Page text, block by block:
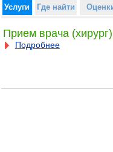
Услуги Где найти
Прием врача (хирург)
Подробнее